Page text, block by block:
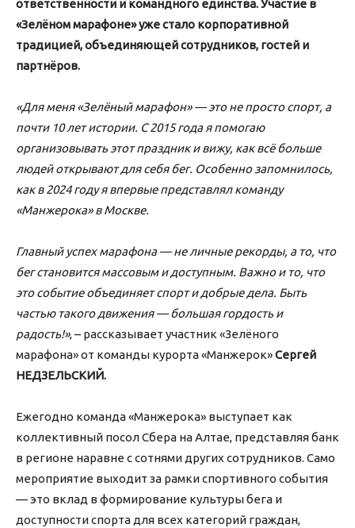
ответственности и командного единства. Участие в
«Зелёном марафоне» уже стало корпоративной
традицией, объединяющей сотрудников, гостей и
партнёров.
«Для меня «Зелёный марафон» — это не просто спорт, а
почти 10 лет истории. С 2015 года я помогаю
организовывать этот праздник и вижу, как всё больше
людей открывают для себя бег. Особенно запомнилось,
как в 2024 году я впервые представлял команду
«Манжерока» в Москве.
Главный успех марафона — не личные рекорды, а то, что
бег становится массовым и доступным. Важно и то, что
это событие объединяет спорт и добрые дела. Быть
частью такого движения — большая гордость и
радость!», – рассказывает участник «Зелёного
марафона» от команды курорта «Манжерок»Сергей
НЕДЗЕЛЬСКИЙ.
Ежегодно команда «Манжерока» выступает как
коллективный посол Сбера на Алтае, представляя банк
в регионе наравне с сотнями других сотрудников. Само
мероприятие выходит за рамки спортивного события
— это вклад в формирование культуры бега и
доступности спорта для всех категорий граждан,